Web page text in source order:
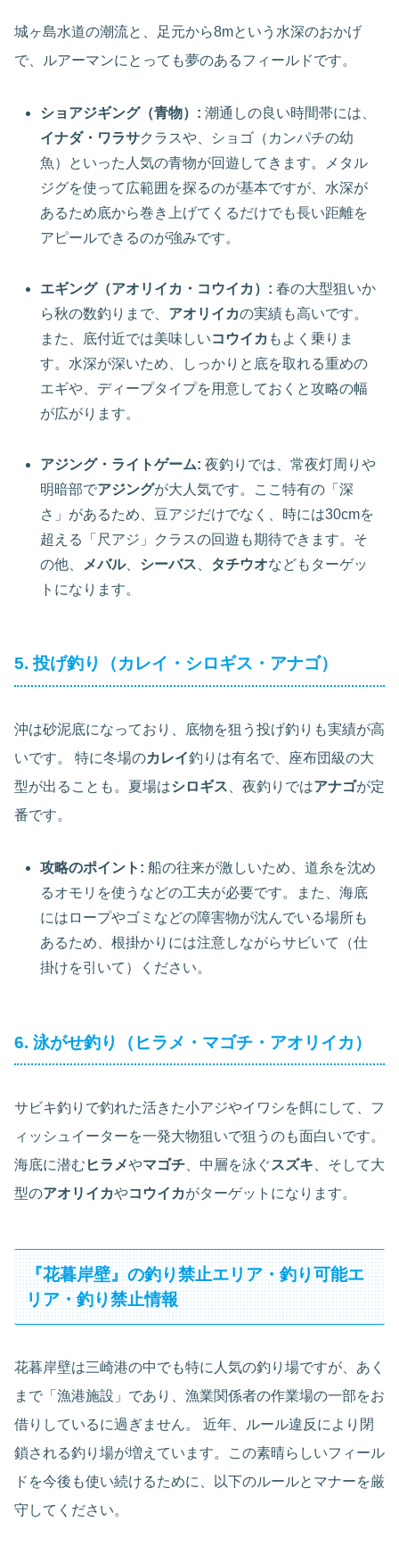
城ヶ島水道の潮流と、足元から8mという水深のおかげ
で、ルアーマンにとっても夢のあるフィールドです。
ショアジギング（青物）: 潮通しの良い時間帯には、
イナダ・ワラサクラスや、ショゴ（カンパチの幼
魚）といった人気の青物が回遊してきます。メタル
ジグを使って広範囲を探るのが基本ですが、水深が
あるため底から巻き上げてくるだけでも長い距離を
アピールできるのが強みです。
エギング（アオリイカ・コウイカ）: 春の大型狙いか
ら秋の数釣りまで、 アオリイカの実績も高いです。
また、底付近では美味しいコウイカ もよく乗りま
す。水深が深いため、しっかりと底を取れる重めの
エギや、ディープタイプを用意しておくと攻略の幅
が広がります。
アジング・ライトゲーム: 夜釣りでは、常夜灯周りや
明暗部でアジングが大人気です。ここ特有の「深
さ」があるため、豆アジだけでなく、時には30cmを
超える「尺アジ」クラスの回遊も期待できます。そ
の他、
メバル、 シーバス タチウオなどもターゲッ
トになります。
5. 投げ釣り（カレイ・シロギス・アナゴ）
沖は砂泥底になっており、底物を狙う投げ釣りも実績が高
いです。 特に冬場のカレイ釣りは有名で、座布団級の大
型が出ることも。夏場はシロギス 、夜釣りではアナゴが定
番です。
攻略のポイント: 船の往来が激しいため、道糸を沈め
るオモリを使うなどの工夫が必要です。また、海底
にはロープやゴミなどの障害物が沈んでいる場所も
あるため、根掛かりには注意しながらサビいて（仕
掛けを引いて）ください。
6. 泳がせ釣り（ヒラメ・マゴチ・アオリイカ）
サビキ釣りで釣れた活きた小アジやイワシを餌にして、フ
ィッシュイーターを一発大物狙いで狙うのも面白いです。
海底に潜む ヒラメやマゴチ 、中層を泳ぐスズキ 、そして大
型のアオリイカやコウイカがターゲットになります。
『花暮岸壁』の釣り禁止エリア・釣り可能エ
リア・釣り禁止情報
花暮岸壁は三崎港の中でも特に人気の釣り場ですが、あく
まで「漁港施設」であり、漁業関係者の作業場の一部をお
借りしているに過ぎません。 近年、ルール違反により閉
鎖される釣り場が増えています。この素晴らしいフィール
ドを今後も使い続けるために、以下のルールとマナーを厳
守してください。